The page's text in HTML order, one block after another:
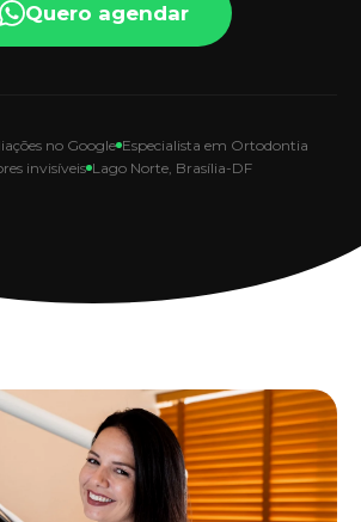
Quero agendar
no Google Especialista em Ortodontia
invisíveis Lago Norte, Brasília-DF